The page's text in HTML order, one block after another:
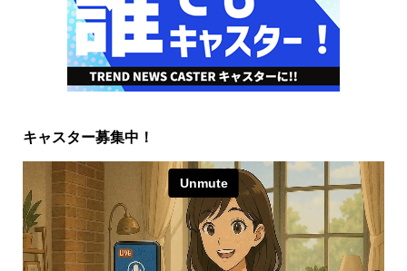
キャスター募集中！